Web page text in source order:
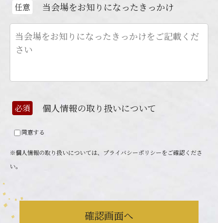
任意 当会場をお知りになったきっかけ
必須 個人情報の取り扱いについて
同意する
※個人情報の取り扱いについては、 プライバシーポリシーをご確認くださ
い。
確認画面へ